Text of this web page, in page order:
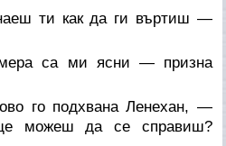
ти как да ги въртиш —
са ми ясни — призна
го подхвана Ленехан, —
можеш да се справиш?